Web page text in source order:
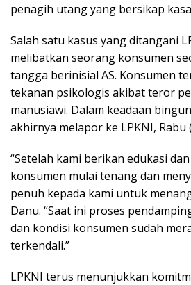
penagih utang yang bersikap
Salah satu kasus yang ditangani
melibatkan seorang konsumen
tangga berinisial AS. Konsumen
tekanan psikologis akibat teror
manusiawi. Dalam keadaan
akhirnya melapor ke LPKNI, Rabu
“Setelah kami berikan edukasi
konsumen mulai tenang dan
penuh kepada kami untuk
Danu. “Saat ini proses
dan kondisi konsumen sudah
terkendali.”
LPKNI terus menunjukkan